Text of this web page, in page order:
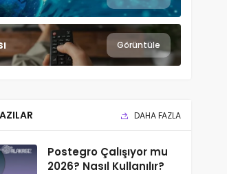
Görüntüle
DAHA FAZLA
Postegro Çalışıyor mu
2026? Nasıl Kullanılır?